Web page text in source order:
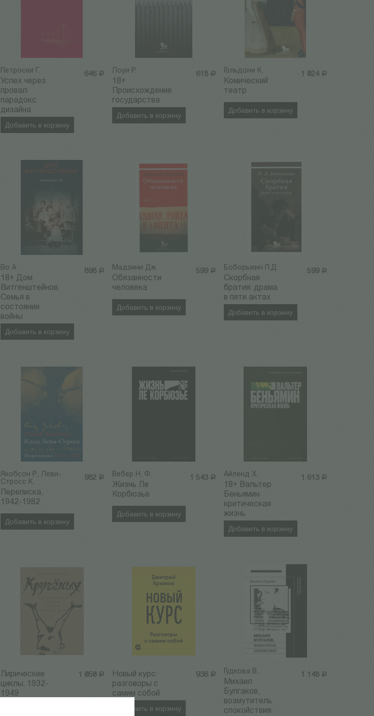
646 Р
Петроски Г.
Успех через
провал:
парадокс
дизайна
Добавить в корзину
618 Р
Лоуи Р.
18+
Происхождение
государства
Добавить в корзину
1 024 Р
Гольдони К.
Комический
театр
Добавить в корзину
898 Р
Во А
18+ Дом
Витгенштейнов.
Семья в
состоянии
войны
Добавить в корзину
599 Р
Мадзини Дж.
Обязанности
человека
Добавить в корзину
599 Р
Боборыкин П.Д.
Скорбная
братия: драма
в пяти актах
Добавить в корзину
982 Р
Якобсон Р., Леви-
Стросс К.
Переписка,
1942-1982
Добавить в корзину
1 543 Р
Вебер Н. Ф.
Жизнь Ле
Корбюзье
Добавить в корзину
1 613 Р
Айленд Х.
18+ Вальтер
Беньямин:
критическая
жизнь
Добавить в корзину
1 050 Р
Лирические
циклы. 1932-
1949
936 Р
Новый курс:
разговоры с
самим собой
Добавить в корзину
1 148 Р
Гудкова В.
Михаил
Булгаков,
возмутитель
спокойствия: